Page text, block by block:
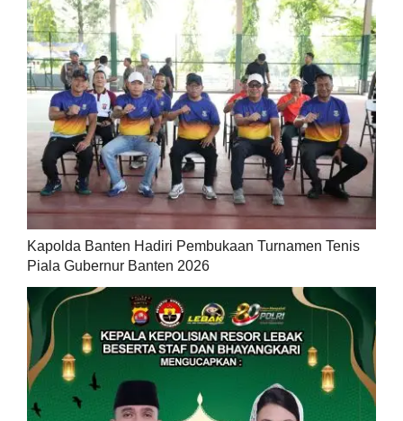
Kapolda Banten Hadiri Pembukaan Turnamen Tenis
Piala Gubernur Banten 2026